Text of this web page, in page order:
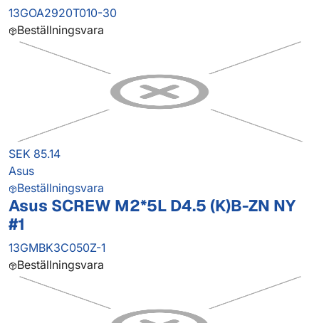
13GOA2920T010-30
Beställningsvara
SEK 85.14
Asus
Beställningsvara
Asus SCREW M2*5L D4.5 (K)B-ZN NY
#1
13GMBK3C050Z-1
Beställningsvara